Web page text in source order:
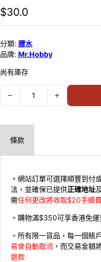
$30.0
分類: 膠水
品牌: Mr.Hobby
尚有庫存
MR.HOBBY Mr.CEMENT S 快
條款
。網站訂單可選擇順豐到付
法，並確保已提供正確地址
需任何更改將收取$20手續
。購物滿$350可享香港免
。所有限一貨品，每一個賬戶
易會自動取消 ，而交易金額
退款